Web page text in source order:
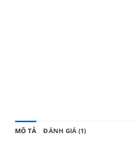
MÔ TẢ ĐÁNH GIÁ (1)